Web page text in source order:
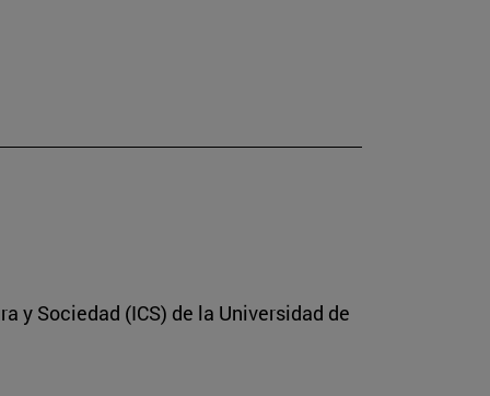
y Sociedad (ICS) de la Universidad de